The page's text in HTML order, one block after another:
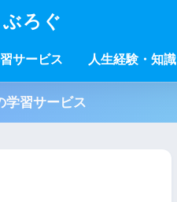
ろぐ
サービス 人生経験・知識
学習サービス